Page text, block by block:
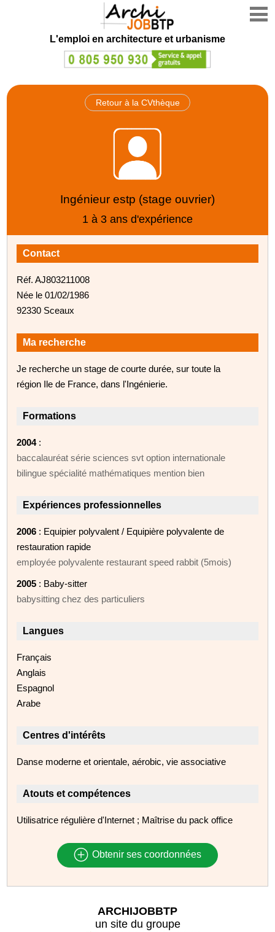
L'emploi en architecture et urbanisme
Retour à la CVthèque
Ingénieur estp (stage ouvrier)
1 à 3 ans d'expérience
Contact
Réf. AJ803211008
Née le 01/02/1986
92330 Sceaux
Ma recherche
Je recherche un stage de courte durée, sur toute la
région Ile de France, dans l'Ingénierie.
Formations
2004:
baccalauréat série sciences svt option internationale
bilingue spécialité mathématiques mention bien
Expériences professionnelles
2006 : Equipier polyvalent / Equipière polyvalente de
restauration rapide
employée polyvalente restaurant speed rabbit (5mois)
2005 : Baby-sitter
babysitting chez des particuliers
Langues
Français
Anglais
Espagnol
Arabe
Centres d'intérêts
Danse moderne et orientale, aérobic, vie associative
Atouts et compétences
Utilisatrice régulière d'Internet ; Maîtrise du pack office
Obtenir ses coordonnées
ARCHIJOBBTP
un site du groupe